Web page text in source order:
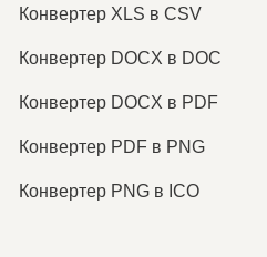
Конвертер XLS в CSV
Конвертер DOCX в DOC
Конвертер DOCX в PDF
Конвертер PDF в PNG
Конвертер PNG в ICO